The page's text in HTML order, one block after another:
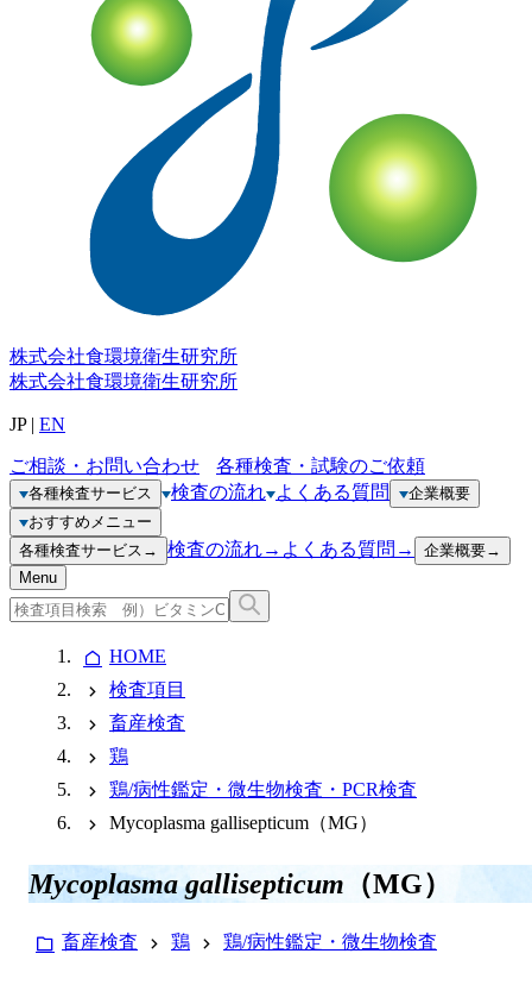
株式会社食環境衛生研究所
株式会社食環境衛生研究所
JP| EN
ご相談・お問い合わせ 各種検査・試験のご依頼
各種検査サービス 検査の流れ よくある質問
企業概要
おすすめメニュー
各種検査サービス → 検査の流れ→ よくある質問 → 企業概要→
Menu
HOME
検査項目
畜産検査
鶏
鶏/病性鑑定・微生物検査・PCR検査
Mycoplasma gallisepticum（MG）
Mycoplasma gallisepticum （MG）
畜産検査 鶏 鶏/病性鑑定・微生物検査